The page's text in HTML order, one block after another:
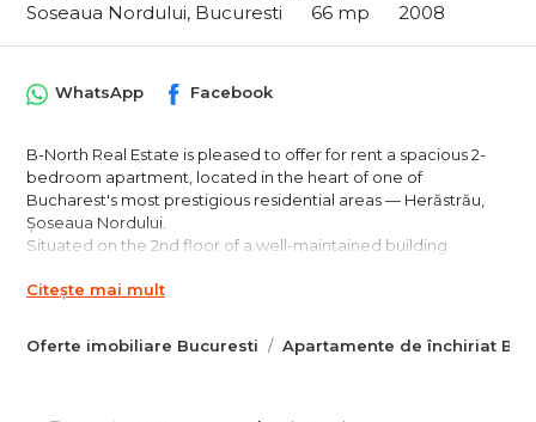
Soseaua Nordului, Bucuresti
66 mp 2008
Oferte imobiliare Bucuresti Apartamente de închiriat
WhatsApp Facebook
B-North Real Estate is pleased to offer for rent a spacious 2-
bedroom apartment, located in the heart of one of
Bucharest's most prestigious residential areas — Herăstrău,
Șoseaua Nordului.
Situated on the 2nd floor of a well-maintained building
light-filled living room of nearly 30 sqm, a separate bedroom,
balanced, fully functional home, ready to move in.
Citește mai mult